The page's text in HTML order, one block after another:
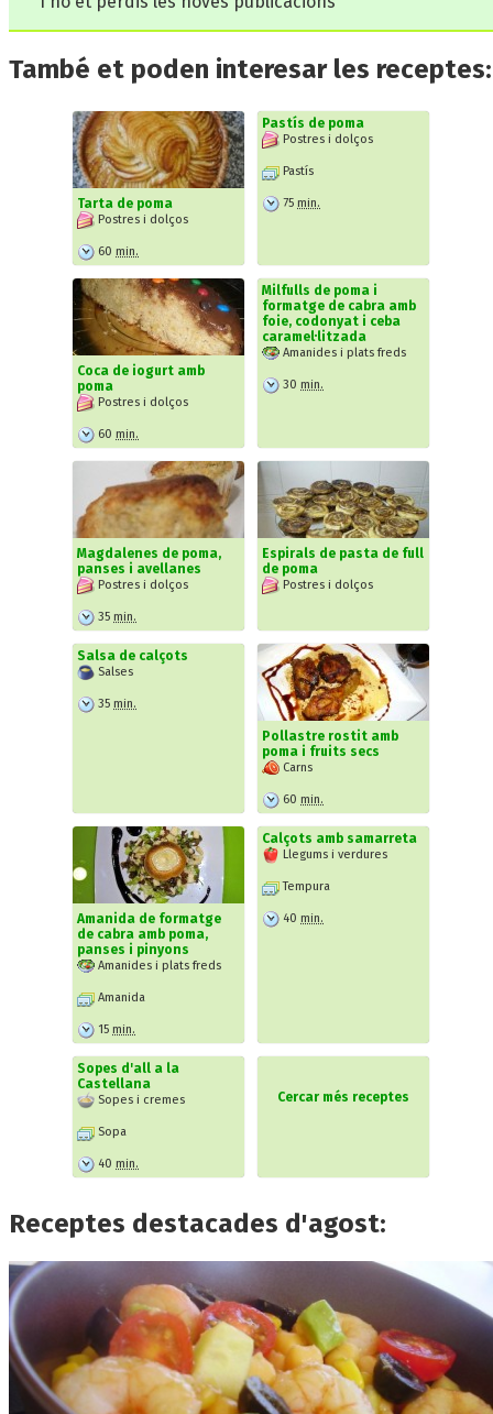
També et poden interesar les receptes:
Tarta de poma
Postres i dolços
60 min.
Pastís de poma
Postres i dolços
Pastís
75 min.
Coca de iogurt amb
poma
Postres i dolços
60 min.
Milfulls de poma i
formatge de cabra amb
foie, codonyat i ceba
caramel·litzada
Amanides i plats freds
30 min.
Magdalenes de poma,
panses i avellanes
Postres i dolços
35 min.
Espirals de pasta de full
de poma
Postres i dolços
Salsa de calçots
Salses
35 min.
Pollastre rostit amb
poma i fruits secs
Carns
60 min.
Amanida de formatge
de cabra amb poma,
panses i pinyons
Amanides i plats freds
Amanida
15 min.
Calçots amb samarreta
Llegums i verdures
Tempura
40 min.
Sopes d'all a la
Castellana
Sopes i cremes
Sopa
40 min.
Cercar més receptes
Receptes destacades d'agost: